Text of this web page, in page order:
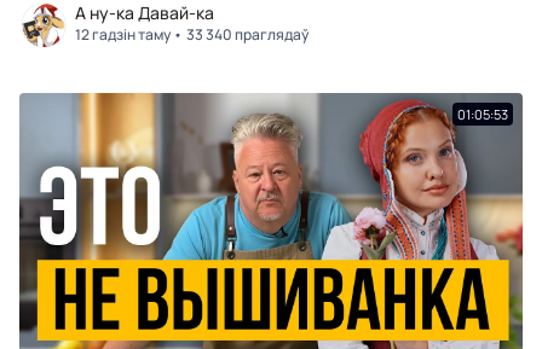
А ну-ка Давай-ка
12 гадзін таму 33 340 праглядаў
01:05:53